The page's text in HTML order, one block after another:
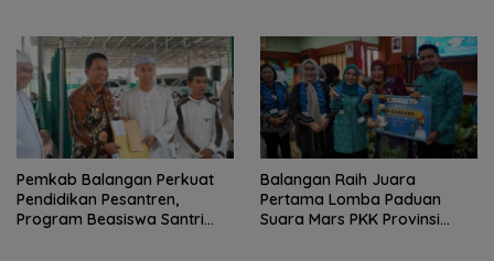
Pemkab Balangan Perkuat
Pendidikan Pesantren,
Program Beasiswa Santri
Balangan Raih Juara
Pertama Lomba Paduan
Suara Mars PKK Provinsi